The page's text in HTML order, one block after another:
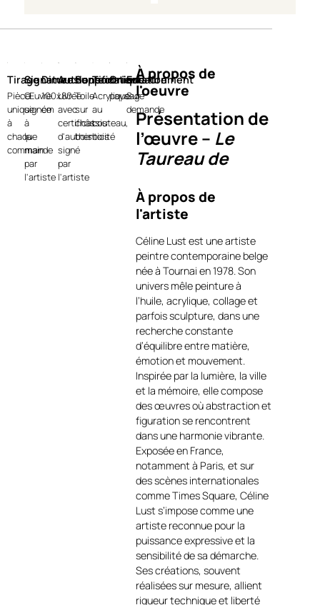
À propos de
l'oeuvre
Présentation de
l’œuvre – Le
Taureau de
Avec Le Taureau de Madère
Céline Lust livre une œuvre
puissante et profondément
expressive, où la force
animale devient matière et
émotion. Le regard du
taureau, frontal et intense,
s’impose immédiatement
comme le cœur de la
composition, incarnant à la
fois la puissance, la
détermination et une forme
de noblesse brute https://art-
et-culture.ch/categorie-
produit/artiste-peintre-
contemporain-belge/.
Réalisée à l’acrylique au
couteau Le Taureau de
Madère et enrichie
d’éléments en bois, l’œuvre
se distingue par une texture
exceptionnelle. Les strates
de matière sculptées
donnent naissance à un
pelage presque minéral,
vibrant de reliefs et de
À propos de
l'artiste
Céline Lust est une artiste
peintre contemporaine belge
née à Tournai en 1978. Son
univers mêle peinture à
l’huile, acrylique, collage et
parfois sculpture, dans une
recherche constante
d’équilibre entre matière,
émotion et mouvement.
Inspirée par la lumière, la ville
et la mémoire, elle compose
des œuvres où abstraction et
figuration se rencontrent
dans une harmonie vibrante.
Exposée en France,
notamment à Paris, et sur
des scènes internationales
comme Times Square, Céline
Lust s’impose comme une
artiste reconnue pour la
puissance expressive et la
sensibilité de sa démarche.
Ses créations, souvent
réalisées sur mesure, allient
rigueur technique et liberté
Tirage
Pièce
unique
à
chaque
commande
Signature
Œuvre
signée
à
la
main
par
l'artiste
Dimensions
100x80
cm
Authentification
Livrée
avec
certificat
d'authenticité
signé
par
l'artiste
Support
Toile
sur
châssis
bois
Technique
Acrylique
au
couteau,
bois
Orientation
paysage
Encadrement
Sur
demande